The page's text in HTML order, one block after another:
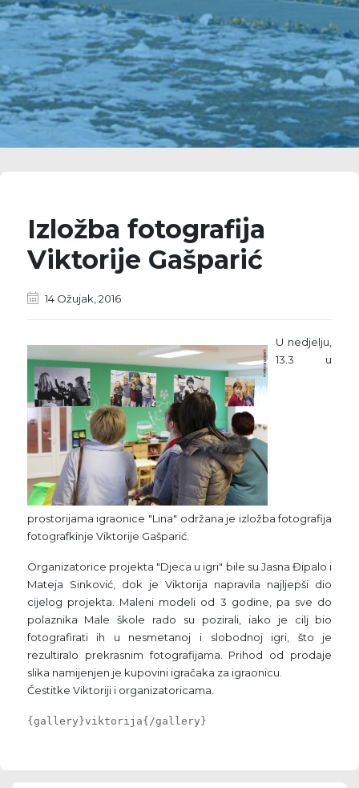
Izložba fotografija
Viktorije Gašparić
14 Ožujak, 2016
U nedjelju,
13.3 u
prostorijama igraonice "Lina" održana je izložba fotografija
fotografkinje Viktorije Gašparić.
Organizatorice projekta "Djeca u igri" bile su Jasna Đipalo i
Mateja Sinković, dok je Viktorija napravila najljepši dio
cijelog projekta. Maleni modeli od 3 godine, pa sve do
polaznika Male škole rado su pozirali, iako je cilj bio
fotografirati ih u nesmetanoj i slobodnoj igri, što je
rezultiralo prekrasnim fotografijama. Prihod od prodaje
slika namijenjen je kupovini igračaka za igraonicu.
Čestitke Viktoriji i organizatoricama.
{gallery}viktorija{/gallery}